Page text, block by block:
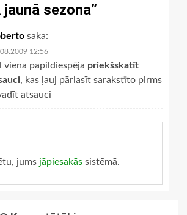
jaunā sezona”
saka:
12:56
viena papildiespēja priekšskatīt
, kas ļauj pārlasīt sarakstīto pirms
atsauci
jums jāpiesakās sistēmā.